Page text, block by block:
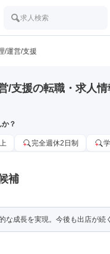
求人検索
/運営/支援
/支援の転職・求人情
？
完全週休2日制
補
な成長を実現。今後も出店が続